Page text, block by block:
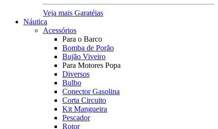
Veja mais Garatéias
Náutica
Acessórios
Para o Barco
Bomba de Porão
Bujão Viveiro
Para Motores Popa
Diversos
Bulbo
Conector Gasolina
Corta Circuito
Kit Mangueira
Pescador
Rotor